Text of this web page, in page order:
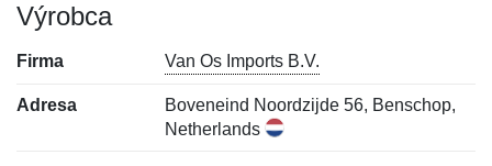
Výrobca
Firma Van Os Imports B.V.
Adresa
Boveneind Noordzijde 56, Benschop,
Netherlands